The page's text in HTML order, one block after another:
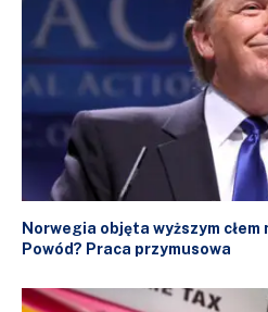
Norwegia objęta wyższym cłem
Powód? Praca przymusowa